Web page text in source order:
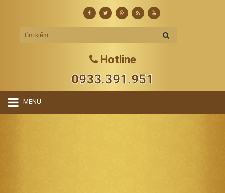
Hotline
0933.391.951
MENU